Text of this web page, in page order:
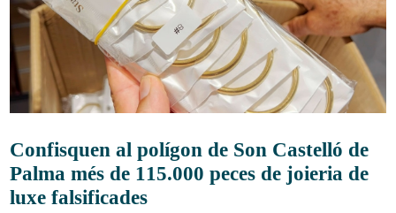
Confisquen al polígon de Son Castelló de
Palma més de 115.000 peces de joieria de
luxe falsificades